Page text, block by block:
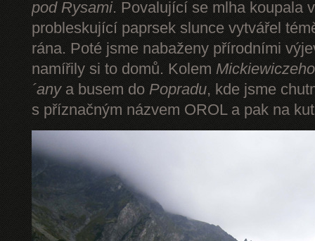
pod Rysami. Povalující se mlha koupala
probleskující paprsek slunce vytvářel
rána. Poté jsme nabaženy přírodními
namířily si to domů. Kolem
´anya busem do Popradu, kde jsme
s příznačným názvem OROL a pak na